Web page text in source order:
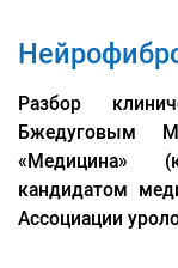
2016
2018
Германия)
2018
фиксации
Разбор
Бжедуговым
«Медицина»
кандидатом
Ассоциации